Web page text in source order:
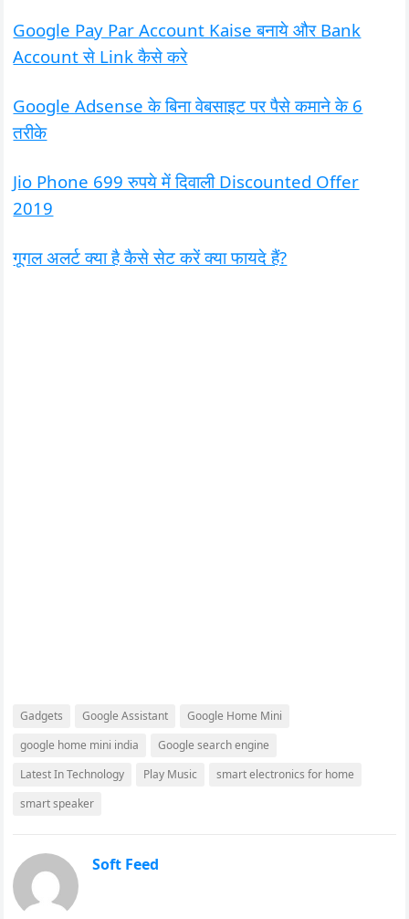
Google Pay Par Account Kaise बनाये और Bank
Account से Link कैसे करे
Google Adsense के बिना वेबसाइट पर पैसे कमाने के 6
तरीके
Jio Phone 699 रुपये में दिवाली Discounted Offer
2019
गूगल अलर्ट क्या है कैसे सेट करें क्या फायदे हैं?
Gadgets Google Assistant
Google Home Mini
google home mini india
Google search engine
Latest In Technology
Play Music
smart electronics for home
smart speaker
Soft Feed